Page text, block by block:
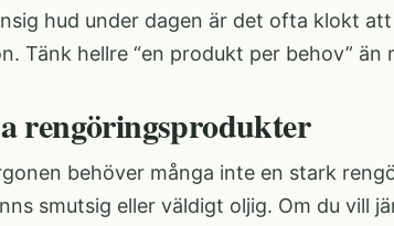
hud under dagen är det ofta klokt
Tänk hellre “en produkt per behov” än
rengöringsprodukter
behöver många inte en stark
smutsig eller väldigt oljig. Om du vill